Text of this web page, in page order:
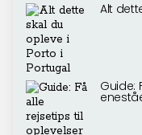
Alt
Guide: